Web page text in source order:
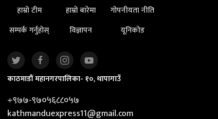
हाम्रो टीम हाम्रो बारेमा
गोपनीयता नीति
सम्पर्क गर्नुहोस्
विज्ञापन यूनिकोड
काठमाडौं महानगरपालिका- १०, थापागाउँ
+९७७-९७०५६८८०५७
kathmanduexpress11@gmail.com